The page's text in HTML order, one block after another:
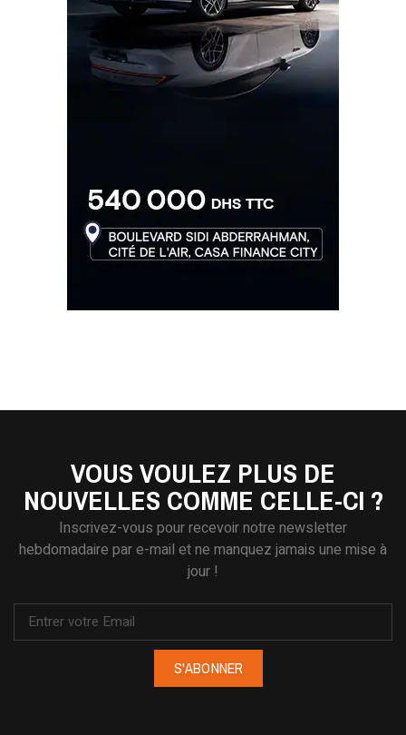
VOUS VOULEZ PLUS DE
NOUVELLES COMME CELLE-CI ?
Inscrivez-vous pour recevoir notre newsletter
hebdomadaire par e-mail et ne manquez jamais une mise à
jour !
S'ABONNER